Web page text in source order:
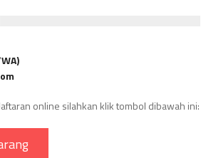
online silahkan klik tombol dibawah ini: